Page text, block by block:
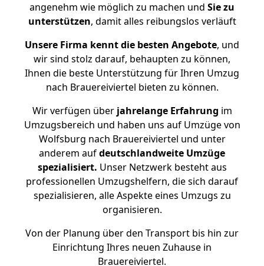
angenehm wie möglich zu machen und Sie zu
unterstützen, damit alles reibungslos verläuft
Unsere Firma kennt die besten Angebote, und
wir sind stolz darauf, behaupten zu können,
Ihnen die beste Unterstützung für Ihren Umzug
nach Brauereiviertel bieten zu können.
Wir verfügen überjahrelange Erfahrung im
Umzugsbereich und haben uns auf Umzüge von
Wolfsburg nach Brauereiviertel und unter
anderem aufdeutschlandweite Umzüge
spezialisiert. Unser Netzwerk besteht aus
professionellen Umzugshelfern, die sich darauf
spezialisieren, alle Aspekte eines Umzugs zu
organisieren.
Von der Planung über den Transport bis hin zur
Einrichtung Ihres neuen Zuhause in
Brauereiviertel.